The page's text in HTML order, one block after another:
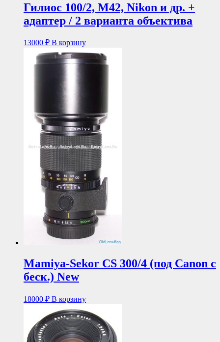
Гилиос 100/2, М42, Nikon и др. +
адаптер / 2 варианта объектива
13000 ₽ В корзину
Mamiya-Sekor CS 300/4 (под Canon с
беск.) New
18000 ₽ В корзину